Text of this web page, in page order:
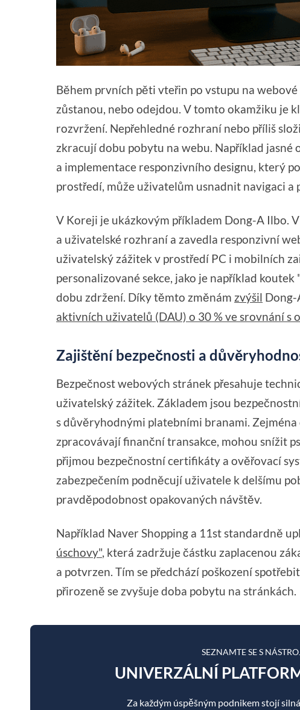
Během prvních pěti vteřin po vstupu na
zůstanou, nebo odejdou. V tomto okamžiku je
rozvržení. Nepřehledné rozhraní nebo příliš
zkracují dobu pobytu na webu. Například
a implementace responzivního designu, který
prostředí, může uživatelům usnadnit navigaci a
V Koreji je ukázkovým příkladem Dong-A Ilbo.
a uživatelské rozhraní a zavedla responzivní
uživatelský zážitek v prostředí PC i mobilních
personalizované sekce, jako je například
dobu zdržení. Díky těmto změnám zvýšil
aktivních uživatelů (DAU) o 30 % ve srovnání s
Zajištění bezpečnosti a
Bezpečnost webových stránek přesahuje
uživatelský zážitek. Základem jsou
s důvěryhodnými platebními branami.
zpracovávají finanční transakce, mohou snížit
přijmou bezpečnostní certifikáty a ověřovací
zabezpečením podněcují uživatele k delšímu
pravděpodobnost opakovaných návštěv.
Například Naver Shopping a 11st standardně
úschovy", která zadržuje částku zaplacenou
a potvrzen. Tím se předchází poškození
přirozeně se zvyšuje doba pobytu na stránkách.
SEZNAMTE SE S
UNIVERZÁLNÍ
Za každým úspěšným podnikem stojí